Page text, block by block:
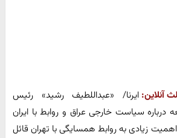
آنلاین: ایرنا/ «عبداللطیف رشید» رئیس
سیاست خارجی عراق و روابط با ایران
زیادی به روابط همسایگی با تهران قائل